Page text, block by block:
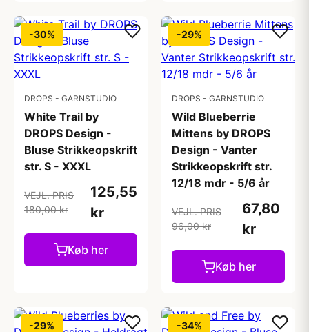
-30%
DROPS - GARNSTUDIO
White Trail by
DROPS Design -
Bluse Strikkeopskrift
str. S - XXXL
VEJL. PRIS
180,00 kr
125,55
kr
Køb her
-29%
DROPS - GARNSTUDIO
Wild Blueberrie
Mittens by DROPS
Design - Vanter
Strikkeopskrift str.
12/18 mdr - 5/6 år
VEJL. PRIS
96,00 kr
67,80
kr
Køb her
-29% -34%